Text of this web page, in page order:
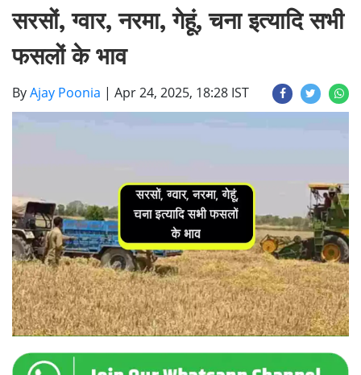
सरसों, ग्वार, नरमा, गेहूं, चना इत्यादि सभी
फसलों के भाव
ByAjay Poonia | Apr 24, 2025, 18:28 IST